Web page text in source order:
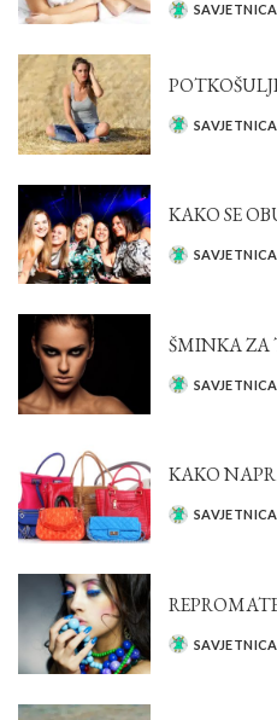
POSTED
SAVJETNICA
POSTED
SAVJETNICA
KAKO SE
POSTED
SAVJETNICA
ŠMINKA ZA
POSTED
SAVJETNICA
KAKO
POSTED
SAVJETNICA
POSTED
SAVJETNICA